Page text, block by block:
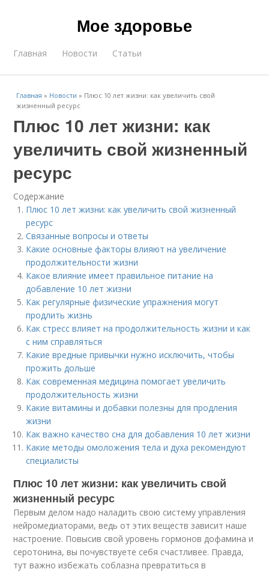
Мое здоровье
Главная Новости Статьи
Главная » Новости » Плюс 10 лет жизни: как увеличить свой
жизненный ресурс
Плюс 10 лет жизни: как
увеличить свой жизненный
ресурс
Содержание
Плюс 10 лет жизни: как увеличить свой жизненный
ресурс
Связанные вопросы и ответы
Какие основные факторы влияют на увеличение
продолжительности жизни
Какое влияние имеет правильное питание на
добавление 10 лет жизни
Как регулярные физические упражнения могут
продлить жизнь
Как стресс влияет на продолжительность жизни и как
с ним справляться
Какие вредные привычки нужно исключить, чтобы
прожить дольше
Как современная медицина помогает увеличить
продолжительность жизни
Какие витамины и добавки полезны для продления
жизни
Как важно качество сна для добавления 10 лет жизни
Какие методы омоложения тела и духа рекомендуют
специалисты
Плюс 10 лет жизни: как увеличить свой
жизненный ресурс
Первым делом надо наладить свою систему управления
нейромедиаторами, ведь от этих веществ зависит наше
настроение. Повысив свой уровень гормонов дофамина и
серотонина, вы почувствуете себя счастливее. Правда,
тут важно избежать соблазна превратиться в